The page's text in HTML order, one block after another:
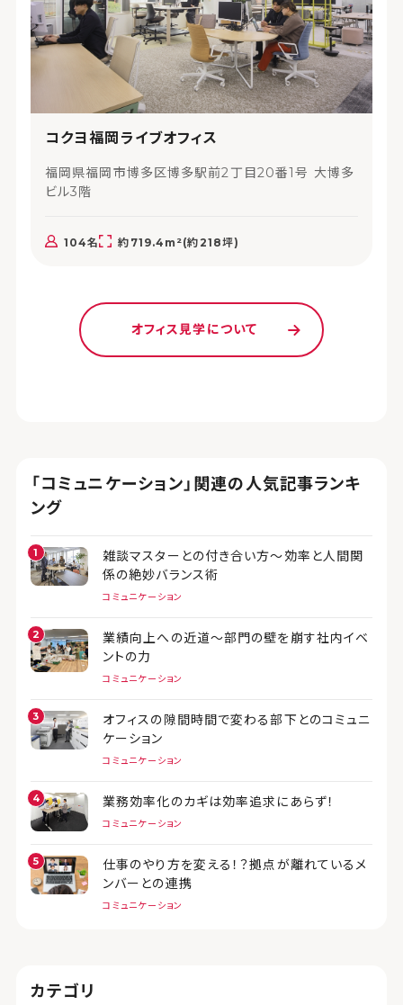
コクヨ福岡ライブオフィス
福岡県福岡市博多区博多駅前2丁目20番1号 大博多
ビル3階
104名 約719.4m²(約218坪)
オフィス見学について
「コミュニケーション」関連の人気記事ランキ
ング
雑談マスターとの付き合い方～効率と人間関
係の絶妙バランス術
コミュニケーション
業績向上への近道～部門の壁を崩す社内イベ
ントの力
コミュニケーション
オフィスの隙間時間で変わる部下とのコミュニ
ケーション
コミュニケーション
業務効率化のカギは効率追求にあらず！
コミュニケーション
仕事のやり方を変える！？拠点が離れているメ
ンバーとの連携
コミュニケーション
カテゴリ